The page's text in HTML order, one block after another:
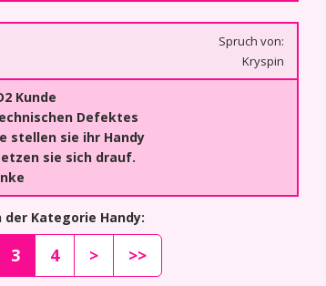
Spruch von:
Kryspin
Kunde
Defektes
stellen sie ihr Handy
sie sich drauf.
der Kategorie Handy:
3 4 > >>